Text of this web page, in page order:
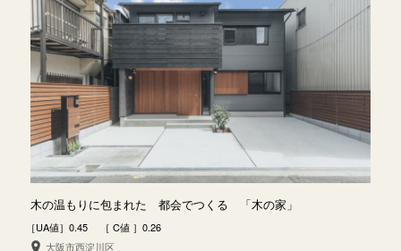
木の温もりに包まれた 都会でつくる 「木の家」
［UA値］0.45 ［ C値 ］0.26
大阪市西淀川区